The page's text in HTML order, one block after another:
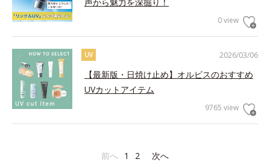
0 view
2026/03/06
UV
【最新版・日焼け止め】オルビスのおすすめ
UVカットアイテム
9765 view
前へ 1 2 次へ